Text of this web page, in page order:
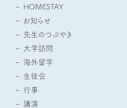
HOMESTAY
お知らせ
先生のつぶやき
大学訪問
海外留学
生徒会
行事
講演